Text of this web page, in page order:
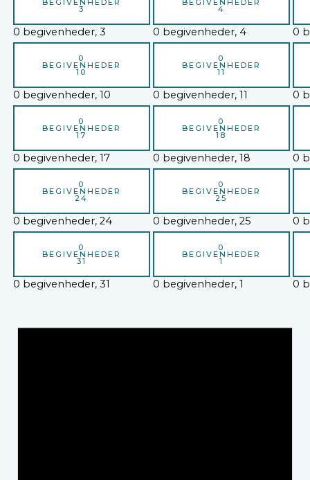
BEGIVENHEDER
3
0 begivenheder, 3
BEGIVENHEDER
4
0 begivenheder, 4 0
0
BEGIVENHEDER
10
0 begivenheder, 10
0
BEGIVENHEDER
11
0 begivenheder, 11 0
0
BEGIVENHEDER
17
0 begivenheder, 17
0
BEGIVENHEDER
18
0 begivenheder, 18 0
0
BEGIVENHEDER
24
0 begivenheder, 24
0
BEGIVENHEDER
25
0 begivenheder, 25 0
0
BEGIVENHEDER
31
0 begivenheder, 31
0
BEGIVENHEDER
1
0 begivenheder, 1 0